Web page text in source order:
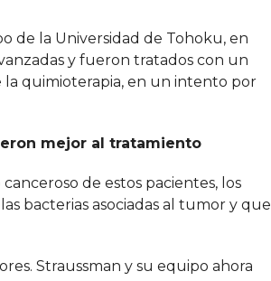
de la Universidad de Tohoku, en
y fueron tratados con un
quimioterapia, en un intento por
mejor al tratamiento
de estos pacientes, los
bacterias asociadas al tumor y que
Straussman y su equipo ahora